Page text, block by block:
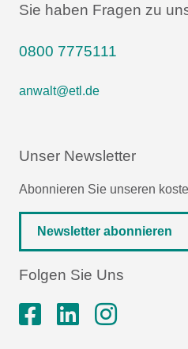
Sie haben Fragen zu
0800 7775111
anwalt@etl.de
Unser Newsletter
Abonnieren Sie unseren
Newsletter abonnieren
Folgen Sie Uns